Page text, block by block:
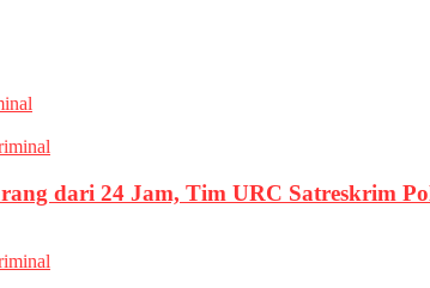
dari 24 Jam, Tim URC Satreskrim